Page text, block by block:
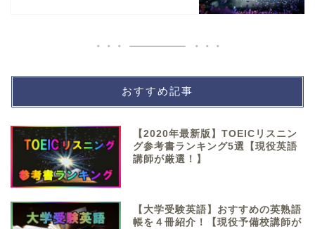
おすすめ記事
【2020年最新版】TOEICリスニン
グ参考書ランキング5選【現役英語
講師が厳選！】
【大学受験英語】おすすめの英熟語
帳を４冊紹介！【現役予備校講師が